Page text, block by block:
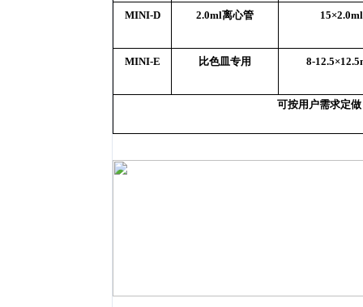
MINI-D 2.0ml离心管 15×2.0ml
MINI-E 比色皿专用 8-
可按用户需求定做